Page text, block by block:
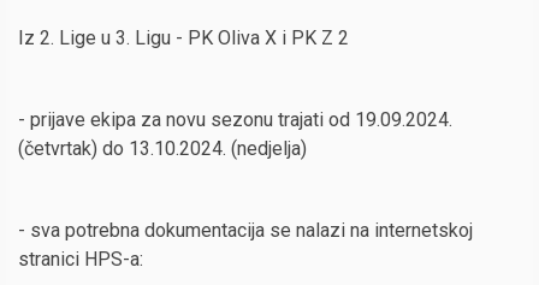
Iz 2. Lige u 3. Ligu - PK Oliva X i PK Z 2
- prijave ekipa za novu sezonu trajati od 19.09.2024.
(četvrtak) do 13.10.2024. (nedjelja)
- sva potrebna dokumentacija se nalazi na internetskoj
stranici HPS-a: